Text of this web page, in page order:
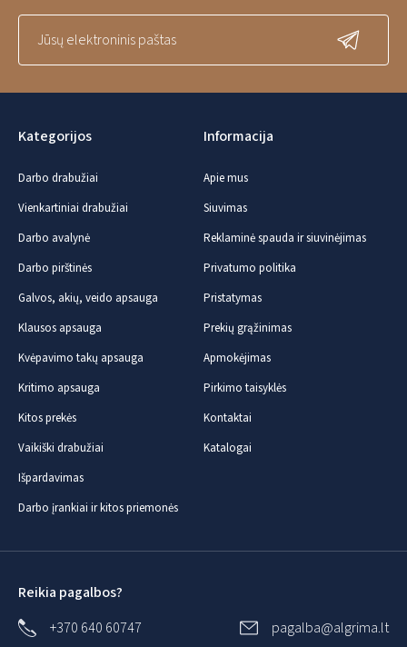
Kategorijos
Darbo drabužiai
Vienkartiniai drabužiai
Darbo avalynė
Darbo pirštinės
Galvos, akių, veido apsauga
Klausos apsauga
Kvėpavimo takų apsauga
Kritimo apsauga
Kitos prekės
Vaikiški drabužiai
Išpardavimas
Darbo įrankiai ir kitos priemonės
Informacija
Apie mus
Siuvimas
Reklaminė spauda ir siuvinėjimas
Privatumo politika
Pristatymas
Prekių grąžinimas
Apmokėjimas
Pirkimo taisyklės
Kontaktai
Katalogai
Reikia pagalbos?
+370 640 60747
pagalba@algrima.lt